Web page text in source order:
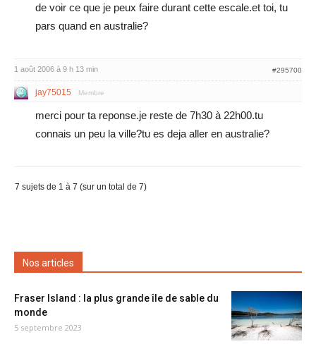
de voir ce que je peux faire durant cette escale.et toi, tu
pars quand en australie?
1 août 2006 à 9 h 13 min #295700
jay75015 Membre
merci pour ta reponse.je reste de 7h30 à 22h00.tu
connais un peu la ville?tu es deja aller en australie?
7 sujets de 1 à 7 (sur un total de 7)
Nos articles
Fraser Island : la plus grande île de sable du
monde
5 septembre 2023